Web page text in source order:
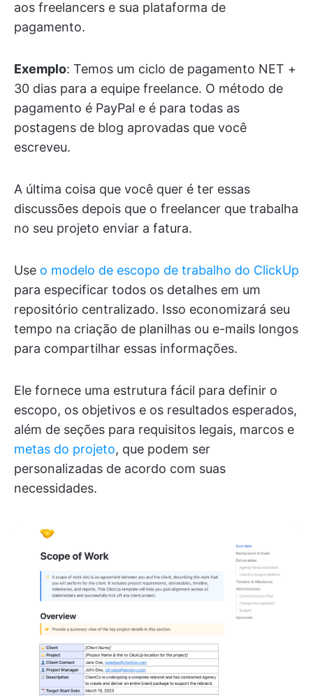
aos freelancers e sua plataforma de
pagamento.
Exemplo: Temos um ciclo de pagamento NET +
30 dias para a equipe freelance. O método de
pagamento é PayPal e é para todas as
postagens de blog aprovadas que você
escreveu.
A última coisa que você quer é ter essas
discussões depois que o freelancer que trabalha
no seu projeto enviar a fatura.
Use o modelo de escopo de trabalho do ClickUp
para especificar todos os detalhes em um
repositório centralizado. Isso economizará seu
tempo na criação de planilhas ou e-mails longos
para compartilhar essas informações.
Ele fornece uma estrutura fácil para definir o
escopo, os objetivos e os resultados esperados,
além de seções para requisitos legais, marcos e
metas do projeto, que podem ser
personalizadas de acordo com suas
necessidades.